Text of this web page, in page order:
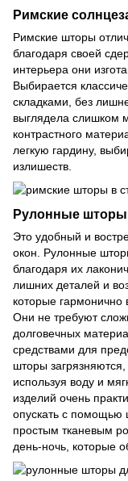
Римские
Римские шторы
благодаря своей
интерьера они
Выбирается
складками, без
выглядела слишком
контрастного
легкую гардину,
излишеств.
Рулонные
Это удобный и
окон. Рулонные
благодаря их
лишних деталей и
которые
Они не требуют
долговечных
средствами для
шторы
используя воду и
изделий очень
опускать с помощью
простым тканевым
день-ночь, которые